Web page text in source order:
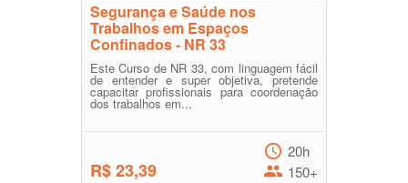
Segurança e Saúde nos
Trabalhos em Espaços
Confinados - NR 33
Este Curso de NR 33, com linguagem fácil
de entender e super objetiva, pretende
capacitar profissionais para coordenação
dos trabalhos em...
R$ 23,39
20h
150+